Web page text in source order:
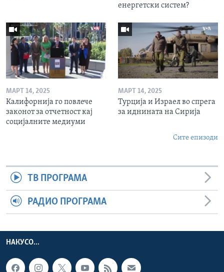
енергетски систем?
МАРТ 14, 2025
Калифорнија го повлече
законот за отчетност кај
социјалните медиуми
МАРТ 14, 2025
Турција и Израел во спрега
за иднината на Сирија
Сите епизоди
ТВ ПРОГРАМА
РАДИО ПРОГРАМА
НАКУСО...